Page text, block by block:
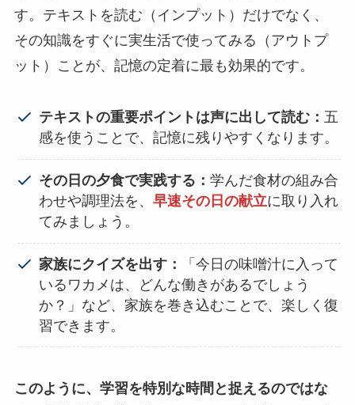
す。テキストを読む（インプット）だけでなく、
その知識をすぐに実生活で使ってみる（アウトプ
ット）ことが、記憶の定着に最も効果的です。
テキストの重要ポイントは声に出して読む：五
感を使うことで、記憶に残りやすくなります。
その日の夕食で実践する：学んだ食材の組み合
わせや調理法を、早速その日の献立に取り入れ
てみましょう。
家族にクイズを出す：
「今日の味噌汁に入って
いるワカメは、どんな働きがあるでしょう
か？」など、家族を巻き込むことで、楽しく復
習できます。
このように、学習を特別な時間と捉えるのではな